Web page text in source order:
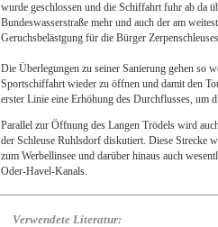
wurde geschlossen und die Schiffahrt fuhr ab da
Bundeswasserstraße mehr und auch der am
Geruchsbelästgung für die Bürger
Die Überlegungen zu seiner Sanierung gehen so
Sportschiffahrt wieder zu öffnen und damit den
erster Linie eine Erhöhung des Durchflusses, um
Parallel zur Öffnung des Langen Trödels wird
der Schleuse Ruhlsdorf diskutiert. Diese Strecke
zum Werbellinsee und darüber hinaus auch
Oder-Havel-Kanals.
Verwendete Literatur: